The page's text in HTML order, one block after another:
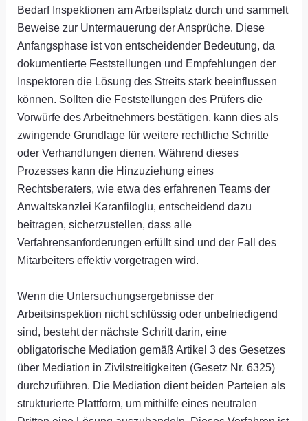
Bedarf Inspektionen am Arbeitsplatz durch und sammelt
Beweise zur Untermauerung der Ansprüche. Diese
Anfangsphase ist von entscheidender Bedeutung, da
dokumentierte Feststellungen und Empfehlungen der
Inspektoren die Lösung des Streits stark beeinflussen
können. Sollten die Feststellungen des Prüfers die
Vorwürfe des Arbeitnehmers bestätigen, kann dies als
zwingende Grundlage für weitere rechtliche Schritte
oder Verhandlungen dienen. Während dieses
Prozesses kann die Hinzuziehung eines
Rechtsberaters, wie etwa des erfahrenen Teams der
Anwaltskanzlei Karanfiloglu, entscheidend dazu
beitragen, sicherzustellen, dass alle
Verfahrensanforderungen erfüllt sind und der Fall des
Mitarbeiters effektiv vorgetragen wird.
Wenn die Untersuchungsergebnisse der
Arbeitsinspektion nicht schlüssig oder unbefriedigend
sind, besteht der nächste Schritt darin, eine
obligatorische Mediation gemäß Artikel 3 des Gesetzes
über Mediation in Zivilstreitigkeiten (Gesetz Nr. 6325)
durchzuführen. Die Mediation dient beiden Parteien als
strukturierte Plattform, um mithilfe eines neutralen